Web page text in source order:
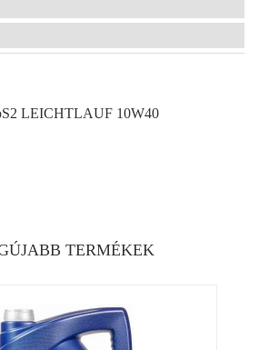
LEICHTLAUF 10W40
TERMÉKEK